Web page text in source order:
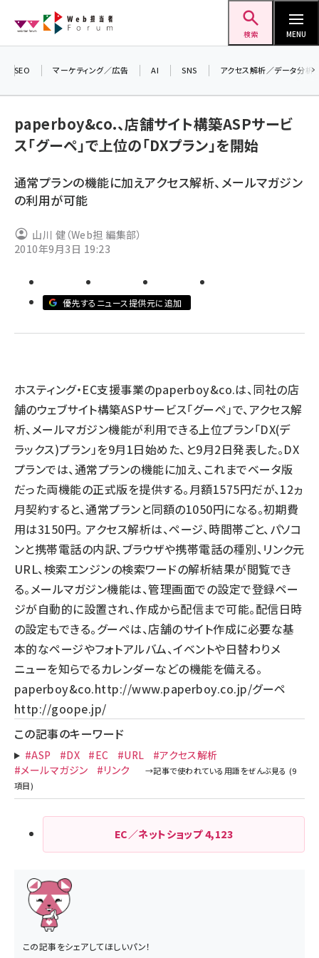
ン
検索 MENU
ai (2814)
note (2317)
z世代 (1623)
SEO マーケティング／広告 AI SNS アクセス解析／データ分析
paperboy&co.、店舗サイト構築ASPサービ
ス「グーペ」で上位の「DXプラン」を開始
通常プランの機能に加えアクセス解析、メールマガジン
の利用が可能
山川 健（Web担 編集部）
2010年9月3日 19:23
優先するニュース提供元に追加
ホスティング・EC支援事業のpaperboy&co.は、同社の店
舗のウェブサイト構築ASPサービス「グーペ」で、アクセス解
析、メールマガジン機能が利用できる上位プラン「DX(デ
ラックス)プラン」を9月1日始めた、と9月2日発表した。DX
プランでは、通常プランの機能に加え、これまでベータ版
だった両機能の正式版を提供する。月額1575円だが、12ヵ
月契約すると、通常プランと同額の1050円になる。初期費
用は3150円。 アクセス解析は、ページ、時間帯ごと、パソコ
ンと携帯電話の内訳、ブラウザや携帯電話の種別、リンク元
URL、検索エンジンの検索ワードの解析結果が閲覧でき
る。メールマガジン機能は、管理画面での設定で登録ペー
ジが自動的に設置され、作成から配信まで可能。配信日時
の設定もできる。グーペは、店舗のサイト作成に必要な基
本的なページやフォトアルバム、イベントや日替わりメ
ニューを知らでるカレンダーなどの機能を備える。
paperboy&co.http://www.paperboy.co.jp/グーペ
http://goope.jp/
この記事のキーワード
#ASP #DX #EC #URL
#アクセス解析
#メールマガジン
#リンク
EC／ネットショップ4,123
この記事をシェアしてほしいパン！